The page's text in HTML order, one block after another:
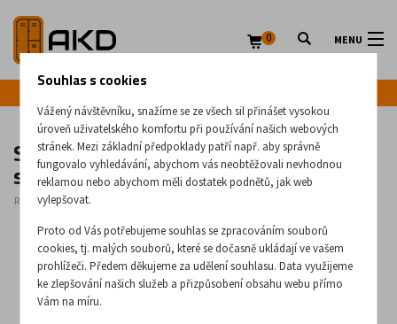
MENU
0
Skříňka na obuv pod kovovou šatní
skříň Snb 333 W
Rozměry: 340 x
Souhlas s cookies
Vážený návštěvníku, snažíme se ze všech sil přinášet vysokou
úroveň uživatelského komfortu při používání našich webových
stránek. Mezi základní předpoklady patří např. aby správně
fungovalo vyhledávání, abychom vás neobtěžovali nevhodnou
reklamou nebo abychom měli dostatek podnětů, jak web
vylepšovat.
Proto od Vás potřebujeme souhlas se zpracováním souborů
cookies, tj. malých souborů, které se dočasně ukládají ve vašem
prohlížeči. Předem děkujeme za udělení souhlasu. Data využijeme
ke zlepšování našich služeb a přizpůsobení obsahu webu přímo
Vám na míru.